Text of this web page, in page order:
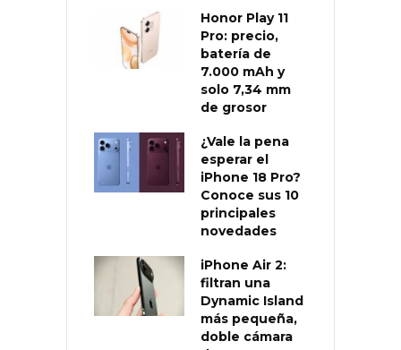
Honor Play 11
Pro: precio,
batería de
7.000 mAh y
solo 7,34 mm
de grosor
¿Vale la pena
esperar el
iPhone 18 Pro?
Conoce sus 10
principales
novedades
iPhone Air 2:
filtran una
Dynamic Island
más pequeña,
doble cámara